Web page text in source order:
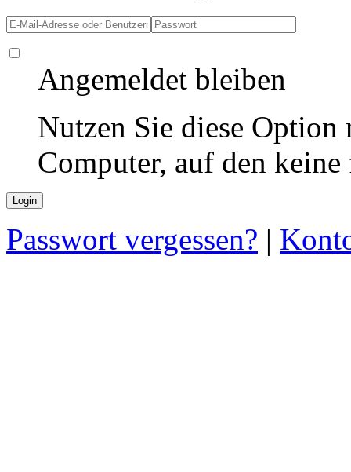
Angemeldet bleiben
Nutzen Sie diese
Computer, auf den
Passwort vergessen? |